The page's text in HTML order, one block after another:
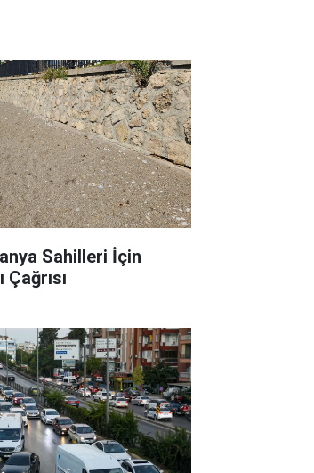
Sahilleri İçin